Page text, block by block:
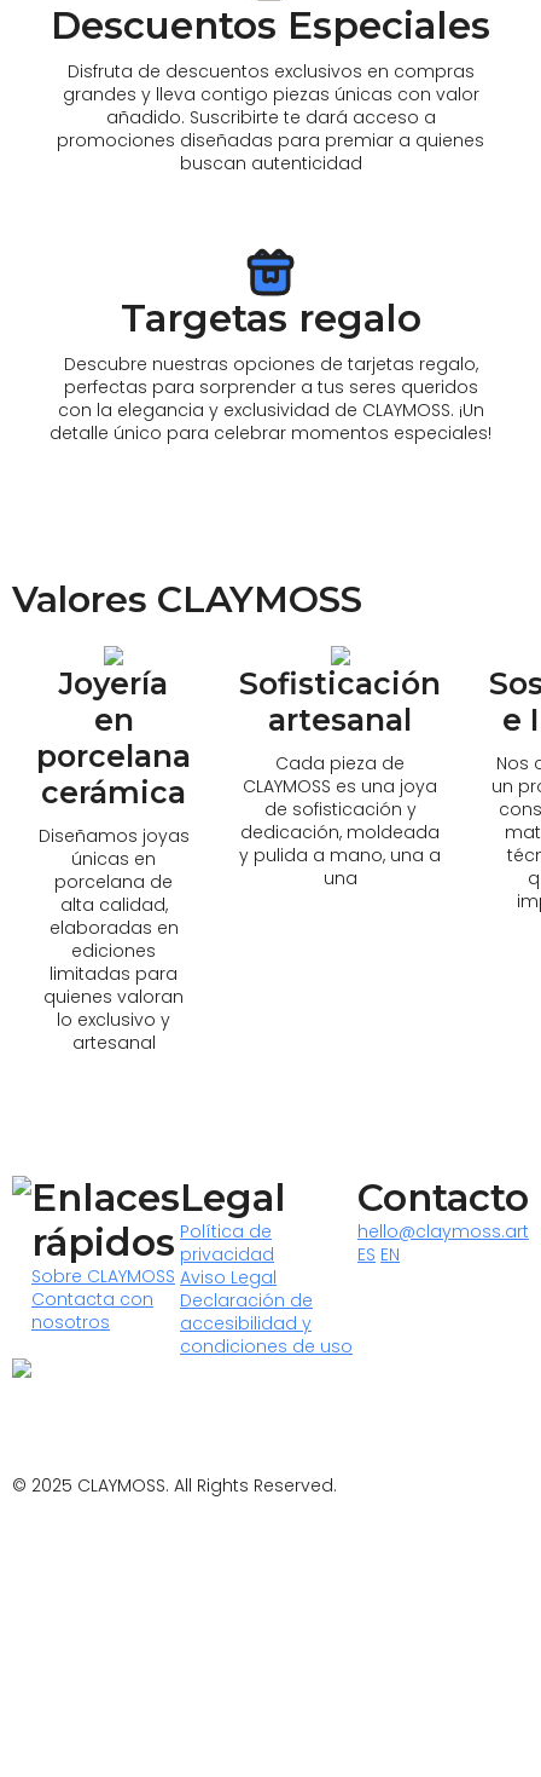
Descuentos Especiales
Disfruta de descuentos exclusivos en compras
grandes y lleva contigo piezas únicas con valor
añadido. Suscribirte te dará acceso a
promociones diseñadas para premiar a quienes
buscan autenticidad
Targetas regalo
Descubre nuestras opciones de tarjetas regalo,
perfectas para sorprender a tus seres queridos
con la elegancia y exclusividad de CLAYMOSS. ¡Un
detalle único para celebrar momentos especiales!
Valores CLAYMOSS
Joyería
en
porcelana
cerámica
Diseñamos joyas
únicas en
porcelana de
alta calidad,
elaboradas en
ediciones
limitadas para
quienes valoran
lo exclusivo y
artesanal
Sofisticación
artesanal
Cada pieza de
CLAYMOSS es una joya
de sofisticación y
dedicación, moldeada
y pulida a mano, una a
una
e
Nos
un
Enlaces
rápidos
Sobre CLAYMOSS
Contacta con
nosotros
Legal
Política de
privacidad
Aviso Legal
Declaración de
accesibilidad y
condiciones de uso
Contacto
hello@claymoss.art
ES EN
© 2025 CLAYMOSS. All Rights Reserved.